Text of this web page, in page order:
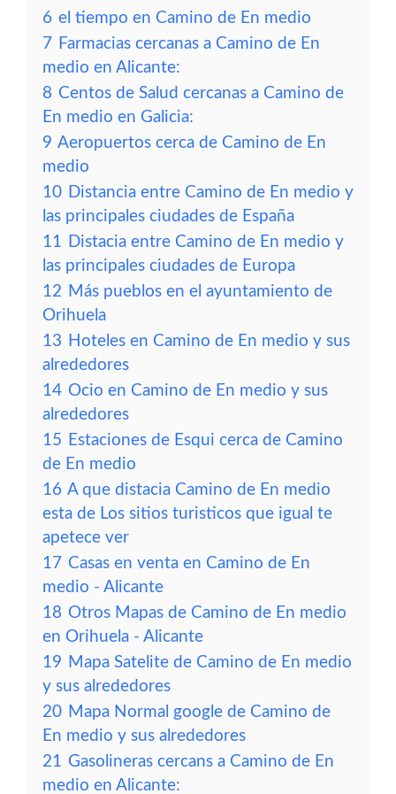
6 el tiempo en Camino de En medio
7 Farmacias cercanas a Camino de En
medio en Alicante:
8 Centos de Salud cercanas a Camino de
En medio en Galicia:
9 Aeropuertos cerca de Camino de En
medio
10 Distancia entre Camino de En medio y
las principales ciudades de España
11 Distacia entre Camino de En medio y
las principales ciudades de Europa
12 Más pueblos en el ayuntamiento de
Orihuela
13 Hoteles en Camino de En medio y sus
alrededores
14 Ocio en Camino de En medio y sus
alrededores
15 Estaciones de Esqui cerca de Camino
de En medio
16 A que distacia Camino de En medio
esta de Los sitios turisticos que igual te
apetece ver
17 Casas en venta en Camino de En
medio - Alicante
18 Otros Mapas de Camino de En medio
en Orihuela - Alicante
19 Mapa Satelite de Camino de En medio
y sus alrededores
20 Mapa Normal google de Camino de
En medio y sus alrededores
21 Gasolineras cercans a Camino de En
medio en Alicante: